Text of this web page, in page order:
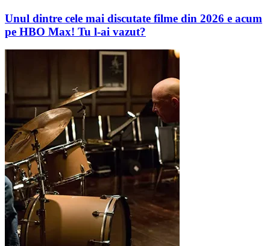
Unul dintre cele mai discutate filme din 2026 e acum
pe HBO Max! Tu l-ai vazut?